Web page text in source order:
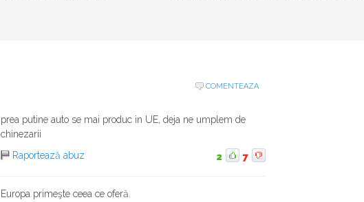
COMENTEAZA
prea putine auto se mai produc in UE, deja ne umplem de
chinezarii
Raportează abuz
2 7
Europa primeşte ceea ce oferă.